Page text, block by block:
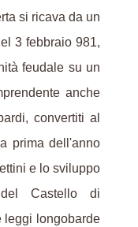
si ricava da un
3 febbraio 981,
feudale su un
anche
convertiti al
prima dell'anno
e lo sviluppo
Castello di
leggi longobarde